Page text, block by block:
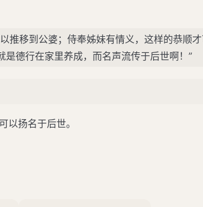
推移到公婆；侍奉姊妹有情义，这样的恭顺
德行在家里养成，而名声流传于后世啊！”
以扬名于后世。